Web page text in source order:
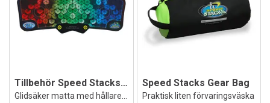
Tillbehör Speed Stacks Mat G5 Pro Speed Stacks Gear Bag
Praktisk liten förvaringsväska